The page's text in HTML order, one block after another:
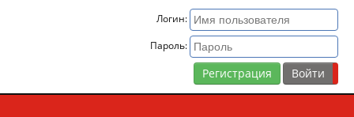
Логин:
Пароль:
Регистрация